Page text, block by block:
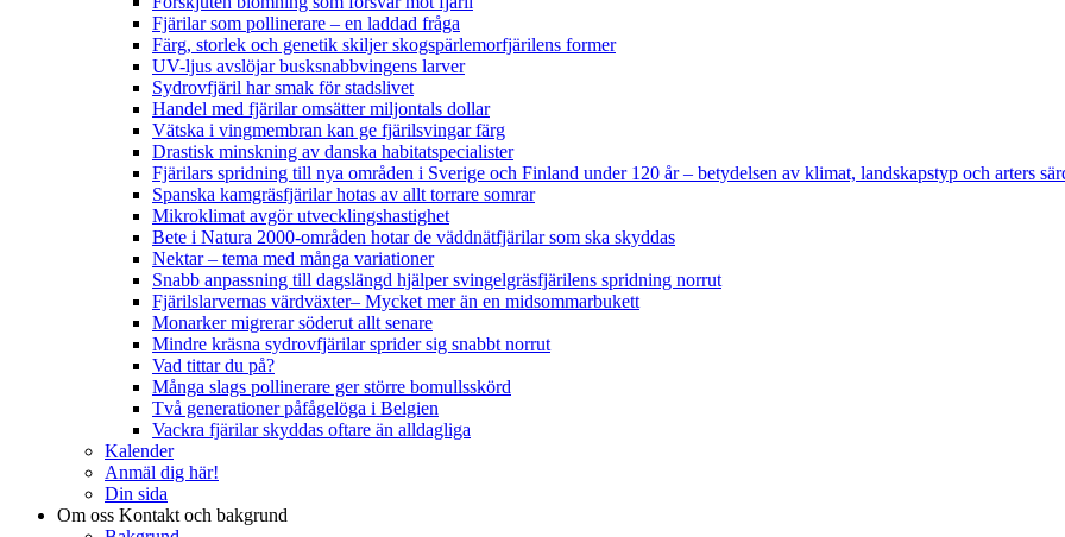
Fjärilar som pollinerare – en laddad fråga
Färg, storlek och genetik skiljer skogspärlemorfjärilens former
UV-ljus avslöjar busksnabbvingens larver
Sydrovfjäril har smak för stadslivet
Handel med fjärilar omsätter miljontals dollar
Vätska i vingmembran kan ge fjärilsvingar färg
Drastisk minskning av danska habitatspecialister
Fjärilars spridning till nya områden i Sverige och Finland under 120 år– betydelsen av klimat, landskapstyp och arters
Spanska kamgräsfjärilar hotas av allt torrare somrar
Mikroklimat avgör utvecklingshastighet
Bete i Natura 2000-områden hotar de väddnätfjärilar som ska skyddas
Nektar – tema med många variationer
Snabb anpassning till dagslängd hjälper svingelgräsfjärilens spridning norrut
Fjärilslarvernas värdväxter– Mycket mer än en midsommarbukett
Monarker migrerar söderut allt senare
Mindre kräsna sydrovfjärilar sprider sig snabbt norrut
Vad tittar du på?
Många slags pollinerare ger större bomullsskörd
Två generationer påfågelöga i Belgien
Vackra fjärilar skyddas oftare än alldagliga
Kalender
Anmäl dig här!
Din sida
Om oss Kontakt och bakgrund